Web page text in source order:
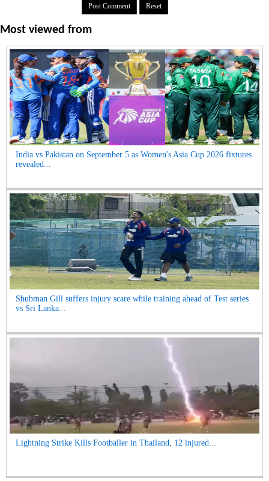
Most viewed from
India vs Pakistan on September 5 as Women's Asia Cup 2026 fixtures
revealed...
Shubman Gill suffers injury scare while training ahead of Test series
vs Sri Lanka...
Lightning Strike Kills Footballer in Thailand, 12 injured...